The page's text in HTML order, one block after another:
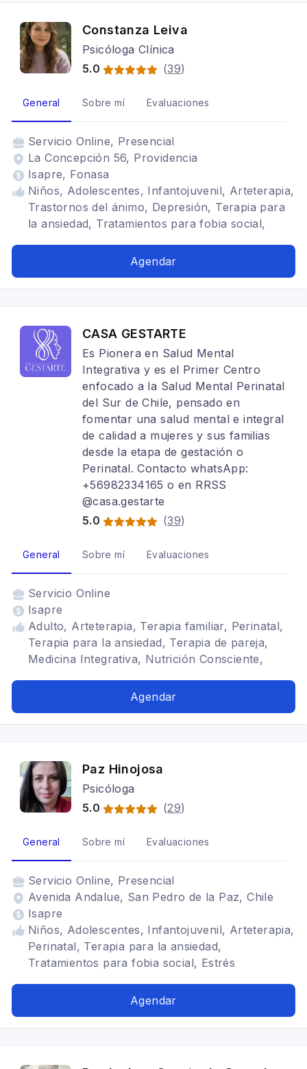
Constanza Leiva
Psicóloga Clínica
5.0
(39)
General Sobre mí Evaluaciones
Servicio Online, Presencial
La Concepción 56, Providencia
Isapre, Fonasa
Niños, Adolescentes, Infantojuvenil, Arteterapia,
Trastornos del ánimo, Depresión, Terapia para
la ansiedad, Tratamientos para fobia social,
Trastornos de la personalidad, Bipolaridad,
psicoanálisis relacional, Identidad
Agendar
CASA GESTARTE
Es Pionera en Salud Mental
Integrativa y es el Primer Centro
enfocado a la Salud Mental Perinatal
del Sur de Chile, pensado en
fomentar una salud mental e integral
de calidad a mujeres y sus familias
desde la etapa de gestación o
Perinatal. Contacto whatsApp:
+56982334165 o en RRSS
@casa.gestarte
5.0
(39)
General Sobre mí Evaluaciones
Servicio Online
Isapre
Adulto, Arteterapia, Terapia familiar, Perinatal,
Terapia para la ansiedad, Terapia de pareja,
Medicina Integrativa, Nutrición Consciente,
Activa, Turismo Consciente y de Reconexión
Agendar
Paz Hinojosa
Psicóloga
5.0
(29)
General Sobre mí Evaluaciones
Servicio Online, Presencial
Avenida Andalue, San Pedro de la Paz, Chile
Isapre
Niños, Adolescentes, Infantojuvenil, Arteterapia,
Perinatal, Terapia para la ansiedad,
Tratamientos para fobia social, Estrés
Agendar